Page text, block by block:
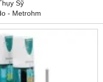
Sỹ
- Metrohm